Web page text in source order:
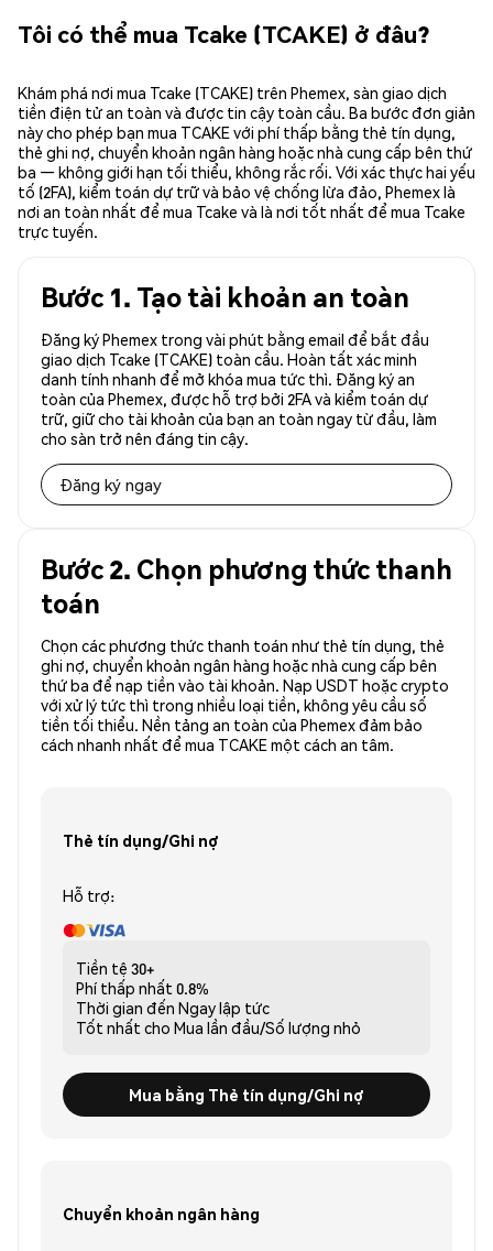
Tôi có thể mua Tcake (TCAKE) ở đâu?
Khám phá nơi mua Tcake (TCAKE) trên Phemex, sàn giao dịch
tiền điện tử an toàn và được tin cậy toàn cầu. Ba bước đơn giản
này cho phép bạn mua TCAKE với phí thấp bằng thẻ tín dụng,
thẻ ghi nợ, chuyển khoản ngân hàng hoặc nhà cung cấp bên thứ
ba — không giới hạn tối thiểu, không rắc rối. Với xác thực hai yếu
tố (2FA), kiểm toán dự trữ và bảo vệ chống lừa đảo, Phemex là
nơi an toàn nhất để mua Tcake và là nơi tốt nhất để mua Tcake
trực tuyến.
Bước 1. Tạo tài khoản an toàn
Đăng ký Phemex trong vài phút bằng email để bắt đầu
giao dịch Tcake (TCAKE) toàn cầu. Hoàn tất xác minh
danh tính nhanh để mở khóa mua tức thì. Đăng ký an
toàn của Phemex, được hỗ trợ bởi 2FA và kiểm toán dự
trữ, giữ cho tài khoản của bạn an toàn ngay từ đầu, làm
cho sàn trở nên đáng tin cậy.
Đăng ký ngay
Bước 2. Chọn phương thức thanh
toán
Chọn các phương thức thanh toán như thẻ tín dụng, thẻ
ghi nợ, chuyển khoản ngân hàng hoặc nhà cung cấp bên
thứ ba để nạp tiền vào tài khoản. Nạp USDT hoặc crypto
với xử lý tức thì trong nhiều loại tiền, không yêu cầu số
tiền tối thiểu. Nền tảng an toàn của Phemex đảm bảo
cách nhanh nhất để mua TCAKE một cách an tâm.
Thẻ tín dụng/Ghi nợ
Hỗ trợ:
Tiền tệ 30+
Phí thấp nhất 0.8%
Thời gian đến Ngay lập tức
Tốt nhất cho Mua lần đầu/Số lượng nhỏ
Mua bằng Thẻ tín dụng/Ghi nợ
Chuyển khoản ngân hàng